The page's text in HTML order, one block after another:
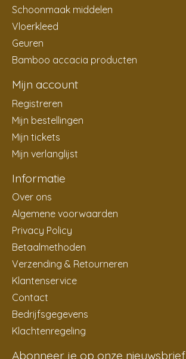
Schoonmaak middelen
Vloerkleed
Geuren
Bamboo accacia producten
Mijn account
Registreren
Mijn bestellingen
Mijn tickets
Mijn verlanglijst
Informatie
Over ons
Algemene voorwaarden
Privacy Policy
Betaalmethoden
Verzending & Retourneren
Klantenservice
Contact
Bedrijfsgegevens
Klachtenregeling
Abonneer je op onze nieuwsbrief